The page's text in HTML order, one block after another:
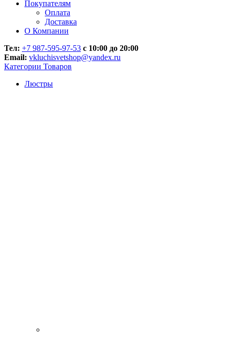
Покупателям
Оплата
Доставка
О Компании
Тел: +7 987-595-97-53 с 10:00 до 20:00
Email: vkluchisvetshop@yandex.ru
Категории Товаров
Люстры